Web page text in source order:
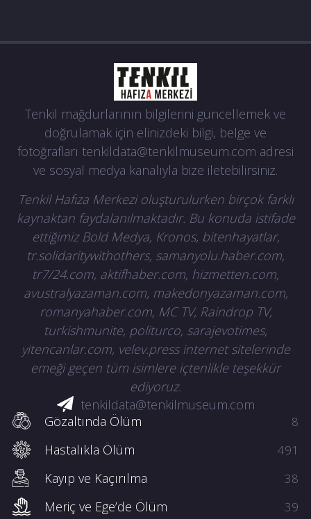
Tenkil mağdurlarının bilgilerini güncellemek ve
doğrulamak için elinizdeki bilgi, belge ve
fotoğrafları tenkildata@tenkilmuseum.com adresi
ve sosyal medya kanalıyla bize iletebilirsiniz.
Tenkil Hafıza Merkezi oluşturulurken birçok farklı
kaynaktan faydalanılmaktadır. Bu konuda istifade
ettiğimiz Bold Medya, Kronos, bitenhayatlar,
tr.solidaritywithothers, samanyolu.haber.com,
tr7/24.com, aktifhaber.com, hizmetten.com,
avustralyazaman.com, makedonyazaman.com,
romanyahaber.com, MC TV, Raindrop TV,
turkishmunite, politurco, sarajevotimes,
yitencanlar.com, velev.press internet sitelerinde
emeği geçen tüm isimlere içtenlikle teşekkür
ediyoruz.
tenkildata@tenkilmuseum.com
Gözaltında Ölüm
8
Hastalıkla Ölüm 491
Kayıp ve Kaçırılma 38
Meriç ve Ege’de Ölüm 39